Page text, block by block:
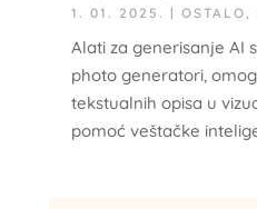
1. 01. 2025. | OSTALO,
Alati za generisanje AI
photo generatori,
tekstualnih opisa u
pomoć veštačke